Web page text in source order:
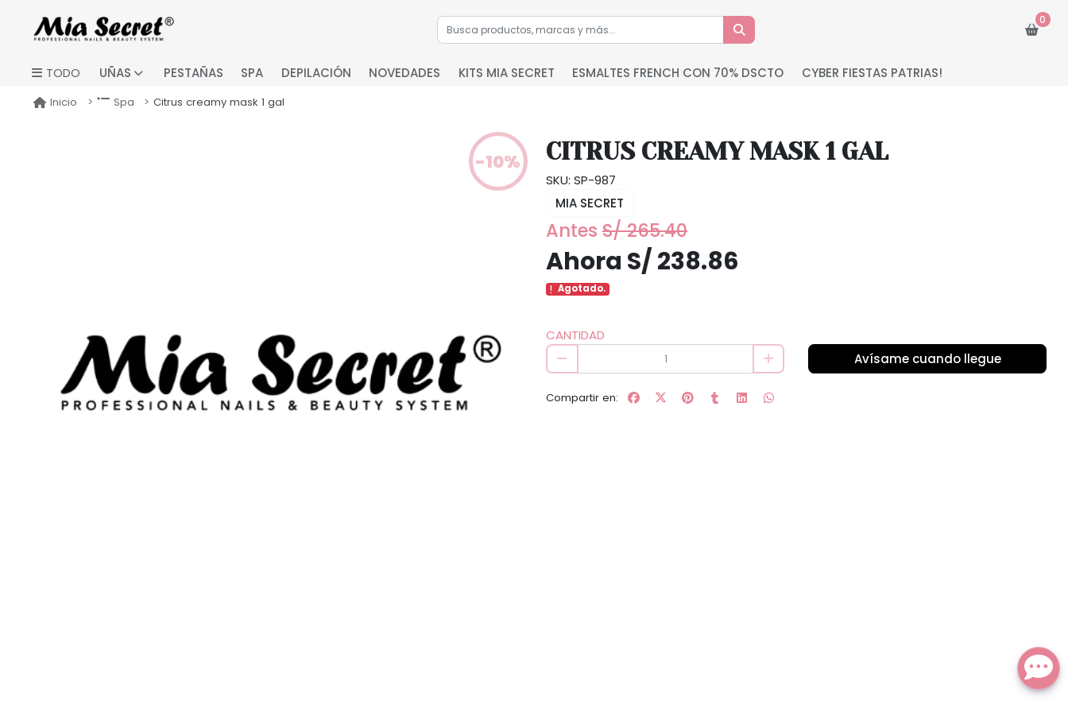
0
TODO UÑAS PESTAÑAS SPA DEPILACIÓN NOVEDADES KITS MIA SECRET ESMALTES FRENCH CON 70% DSCTO CYBER FIESTAS PATRIAS!
Inicio Spa Citrus creamy mask 1 gal
-10% CITRUS CREAMY MASK 1 GAL
SKU: SP-987
MIA SECRET
Antes S/ 265.40
Ahora S/ 238.86
Agotado.
CANTIDAD
Avísame cuando llegue
Compartir en: